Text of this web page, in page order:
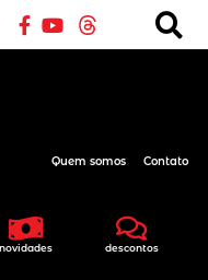
novidades descontos
Quem somos Contato